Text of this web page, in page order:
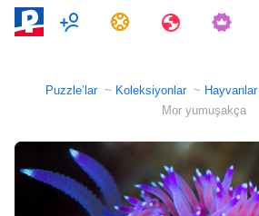
Çok oyunculu
Görevler Seyahatler
Puzzle’lar Koleksiyonlar Hayvanlar
Mor yumuşakça